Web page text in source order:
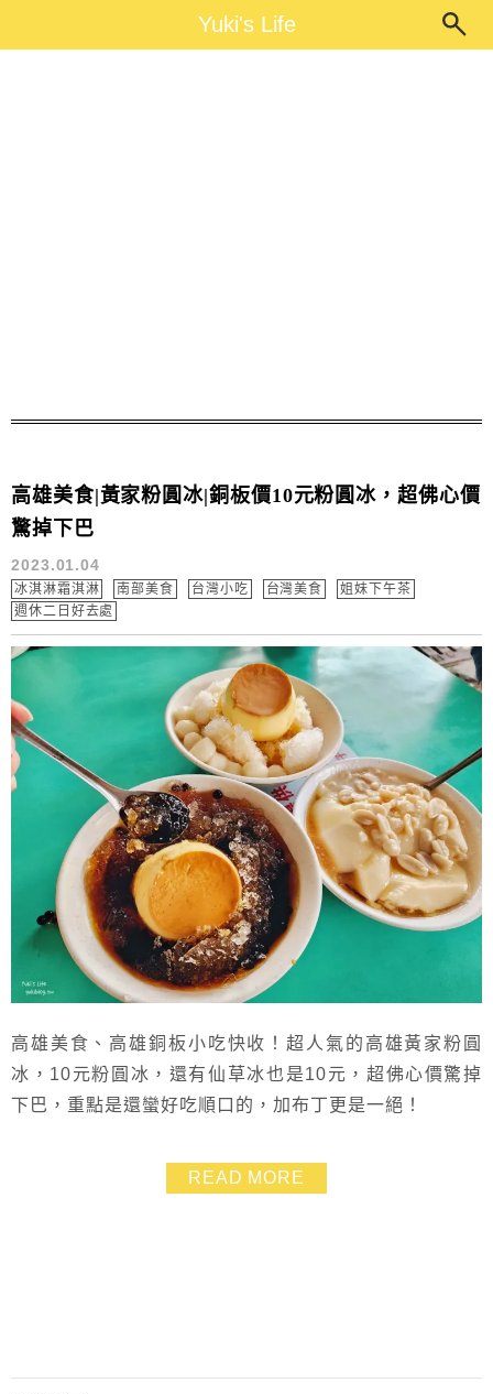
Yuki's LifeYuki's Life
高雄美食|黃家粉圓冰|銅板價10元粉圓冰，超佛心價
驚掉下巴
2023.01.04
冰淇淋霜淇淋 南部美食 台灣小吃 台灣美食
姐妹下午茶
週休二日好去處
高雄美食、高雄銅板小吃快收！超人氣的高雄黃家粉圓
冰，10元粉圓冰，還有仙草冰也是10元，超佛心價驚掉
下巴，重點是還蠻好吃順口的，加布丁更是一絕！
READ MORE